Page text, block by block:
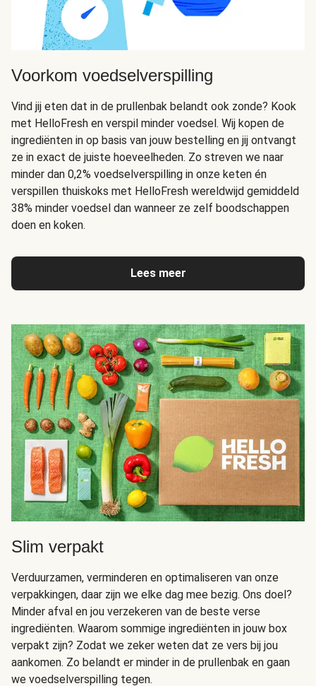
Voorkom voedselverspilling
Vind jij eten dat in de prullenbak belandt ook zonde? Kook
met HelloFresh en verspil minder voedsel. Wij kopen de
ingrediënten in op basis van jouw bestelling en jij ontvangt
ze in exact de juiste hoeveelheden. Zo streven we naar
minder dan 0,2% voedselverspilling in onze keten én
verspillen thuiskoks met HelloFresh wereldwijd gemiddeld
38% minder voedsel dan wanneer ze zelf boodschappen
doen en koken.
Lees meer
Slim verpakt
Verduurzamen, verminderen en optimaliseren van onze
verpakkingen, daar zijn we elke dag mee bezig. Ons doel?
Minder afval en jou verzekeren van de beste verse
ingrediënten. Waarom sommige ingrediënten in jouw box
verpakt zijn? Zodat we zeker weten dat ze vers bij jou
aankomen. Zo belandt er minder in de prullenbak en gaan
we voedselverspilling tegen.